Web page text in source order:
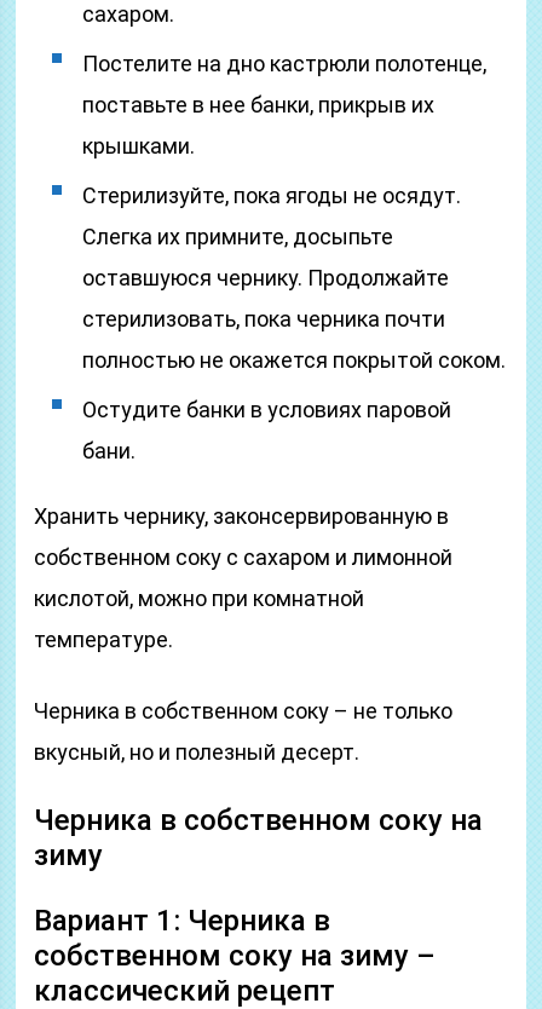
сахаром.
Постелите на дно кастрюли полотенце,
поставьте в нее банки, прикрыв их
крышками.
Стерилизуйте, пока ягоды не осядут.
Слегка их примните, досыпьте
оставшуюся чернику. Продолжайте
стерилизовать, пока черника почти
полностью не окажется покрытой соком.
Остудите банки в условиях паровой
бани.
Хранить чернику, законсервированную в
собственном соку с сахаром и лимонной
кислотой, можно при комнатной
температуре.
Черника в собственном соку – не только
вкусный, но и полезный десерт.
Черника в собственном соку на
зиму
Вариант 1: Черника в
собственном соку на зиму –
классический рецепт